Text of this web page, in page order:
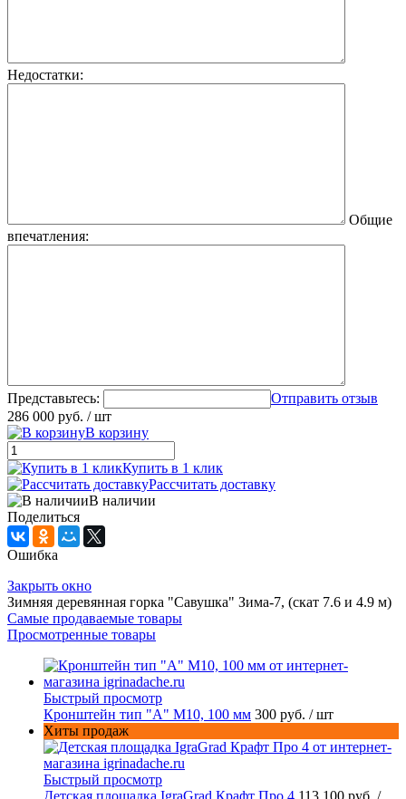
Недостатки:
Общие
впечатления:
Представьтесь:
Отправить отзыв
286 000 руб. / шт
В корзину
Купить в 1 клик
Рассчитать доставку
В наличии
Поделиться
Ошибка
Закрыть окно
Зимняя деревянная горка "Савушка" Зима-7, (скат 7.6 и 4.9 м)
Самые продаваемые товары
Просмотренные товары
Быстрый просмотр
Кронштейн тип "A" M10, 100 мм 300 руб. / шт
Хиты продаж
Быстрый просмотр